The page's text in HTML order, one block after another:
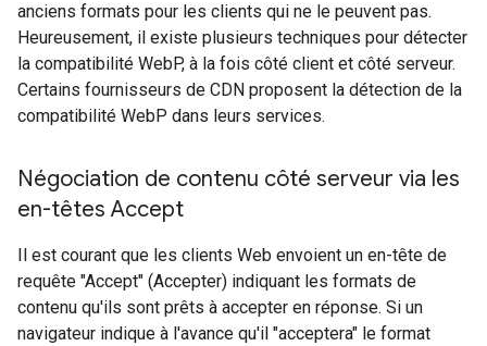
anciens formats pour les clients qui ne le peuvent pas.
Heureusement, il existe plusieurs techniques pour détecter
la compatibilité WebP, à la fois côté client et côté serveur.
Certains fournisseurs de CDN proposent la détection de la
compatibilité WebP dans leurs services.
Négociation de contenu côté serveur via les
en-têtes Accept
Il est courant que les clients Web envoient un en-tête de
requête "Accept" (Accepter) indiquant les formats de
contenu qu'ils sont prêts à accepter en réponse. Si un
navigateur indique à l'avance qu'il "acceptera" le format